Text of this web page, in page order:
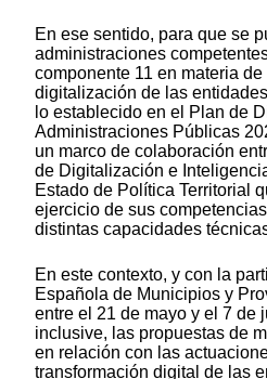
En ese sentido, para que se
administraciones
componente 11 en materia
digitalización de las
lo establecido en el Plan de
Administraciones Públicas
un marco de colaboración
de Digitalización e
Estado de Política Territorial
ejercicio de sus
distintas capacidades
En este contexto, y con la
Española de Municipios y
entre el 21 de mayo y el 7 de
inclusive, las propuestas de
en relación con las
transformación digital de las